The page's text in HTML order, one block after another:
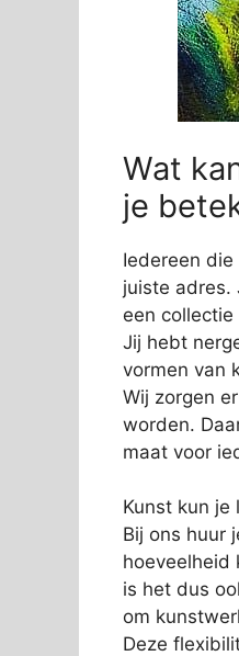
Wat
je
Iedereen
juiste adres.
een
Jij hebt
vormen van
Wij zorgen
worden.
maat voor
Kunst kun
Bij ons huur
hoeveelheid
is het dus
om
Deze